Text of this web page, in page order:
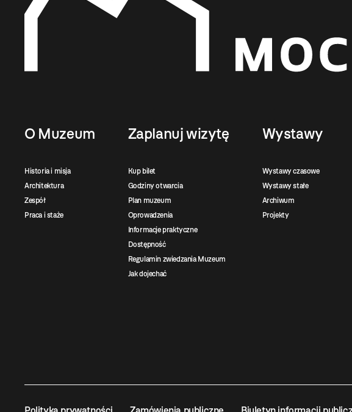
O Muzeum
Historia i misja
Architektura
Zespół
Praca i staże
Zaplanuj wizytę
Kup bilet
Godziny otwarcia
Plan muzeum
Oprowadzenia
Informacje praktyczne
Dostępność
Regulamin zwiedzania Muzeum
Jak dojechać
Wystawy
Wystawy czasowe
Wystawy stałe
Archiwum
Projekty